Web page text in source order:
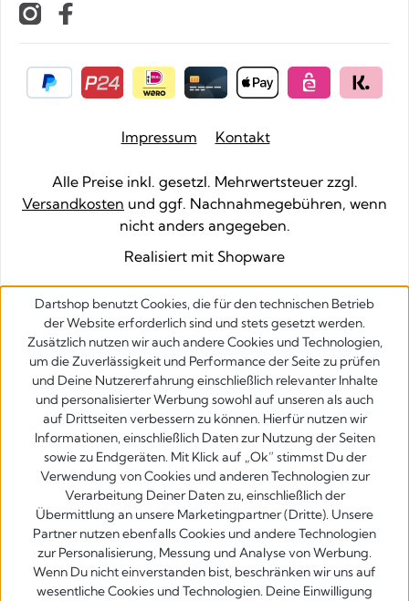
Impressum Kontakt
Alle Preise inkl. gesetzl. Mehrwertsteuer zzgl.
Versandkosten und ggf. Nachnahmegebühren, wenn
nicht anders angegeben.
Realisiert mit Shopware
Dartshop benutzt Cookies, die für den technischen Betrieb
der Website erforderlich sind und stets gesetzt werden.
Zusätzlich nutzen wir auch andere Cookies und Technologien,
um die Zuverlässigkeit und Performance der Seite zu prüfen
und Deine Nutzererfahrung einschließlich relevanter Inhalte
und personalisierter Werbung sowohl auf unseren als auch
auf Drittseiten verbessern zu können. Hierfür nutzen wir
Informationen, einschließlich Daten zur Nutzung der Seiten
sowie zu Endgeräten. Mit Klick auf „Ok” stimmst Du der
Verwendung von Cookies und anderen Technologien zur
Verarbeitung Deiner Daten zu, einschließlich der
Übermittlung an unsere Marketingpartner (Dritte). Unsere
Partner nutzen ebenfalls Cookies und andere Technologien
zur Personalisierung, Messung und Analyse von Werbung.
Wenn Du nicht einverstanden bist, beschränken wir uns auf
wesentliche Cookies und Technologien. Deine Einwilligung